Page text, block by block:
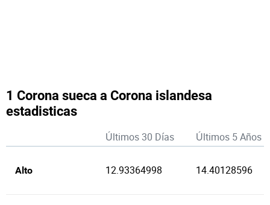
1 Corona sueca a Corona islandesa
estadisticas
Últimos 30 Días Últimos 5 Años
Alto 12.93364998 14.40128596